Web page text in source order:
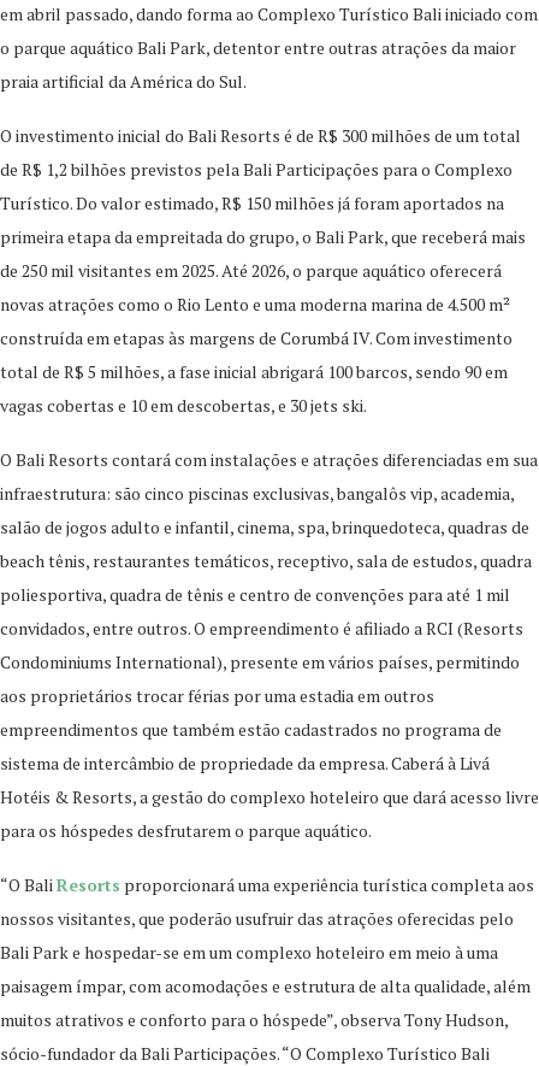
em abril passado, dando forma ao Complexo Turístico Bali iniciado com
o parque aquático Bali Park, detentor entre outras atrações da maior
praia artificial da América do Sul.
O investimento inicial do Bali Resorts é de R$ 300 milhões de um total
de R$ 1,2 bilhões previstos pela Bali Participações para o Complexo
Turístico. Do valor estimado, R$ 150 milhões já foram aportados na
primeira etapa da empreitada do grupo, o Bali Park, que receberá mais
de 250 mil visitantes em 2025. Até 2026, o parque aquático oferecerá
novas atrações como o Rio Lento e uma moderna marina de 4.500 m²
construída em etapas às margens de Corumbá IV. Com investimento
total de R$ 5 milhões, a fase inicial abrigará 100 barcos, sendo 90 em
vagas cobertas e 10 em descobertas, e 30 jets ski.
O Bali Resorts contará com instalações e atrações diferenciadas em sua
infraestrutura: são cinco piscinas exclusivas, bangalôs vip, academia,
salão de jogos adulto e infantil, cinema, spa, brinquedoteca, quadras de
beach tênis, restaurantes temáticos, receptivo, sala de estudos, quadra
poliesportiva, quadra de tênis e centro de convenções para até 1 mil
convidados, entre outros. O empreendimento é afiliado a RCI (Resorts
Condominiums International), presente em vários países, permitindo
aos proprietários trocar férias por uma estadia em outros
empreendimentos que também estão cadastrados no programa de
sistema de intercâmbio de propriedade da empresa. Caberá à Livá
Hotéis & Resorts, a gestão do complexo hoteleiro que dará acesso livre
para os hóspedes desfrutarem o parque aquático.
“O Bali Resorts proporcionará uma experiência turística completa aos
nossos visitantes, que poderão usufruir das atrações oferecidas pelo
Bali Park e hospedar-se em um complexo hoteleiro em meio à uma
paisagem ímpar, com acomodações e estrutura de alta qualidade, além
muitos atrativos e conforto para o hóspede”, observa Tony Hudson,
sócio-fundador da Bali Participações. “O Complexo Turístico Bali